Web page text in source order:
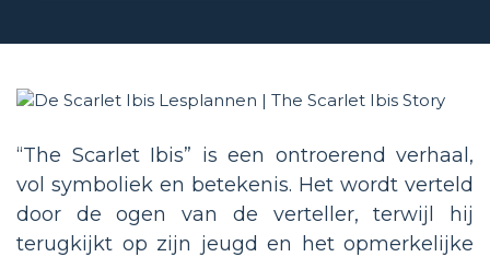
“The Scarlet Ibis” is een ontroerend verhaal,
vol symboliek en betekenis. Het wordt verteld
door de ogen van de verteller, terwijl hij
terugkijkt op zijn jeugd en het opmerkelijke